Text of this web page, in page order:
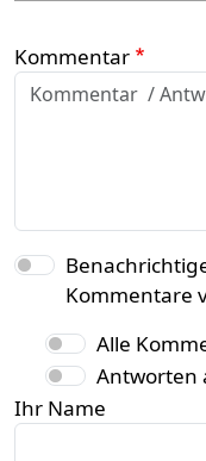
Kommentar
Kommentare
Alle
Antworten
Ihr Name